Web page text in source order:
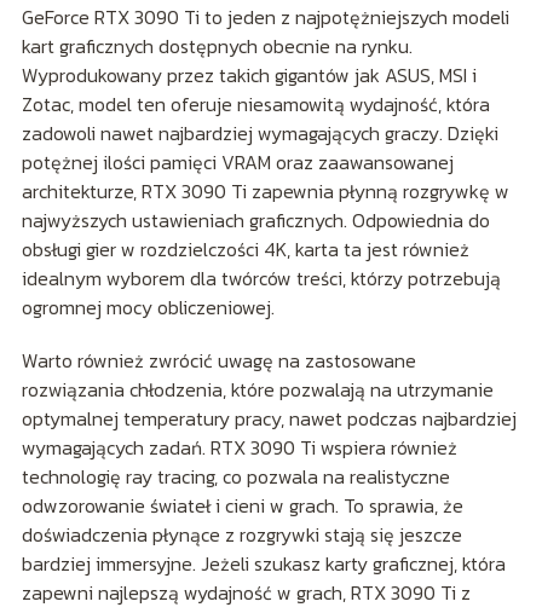
GeForce RTX 3090 Ti to jeden z najpotężniejszych modeli
kart graficznych dostępnych obecnie na rynku.
Wyprodukowany przez takich gigantów jak ASUS, MSI i
Zotac, model ten oferuje niesamowitą wydajność, która
zadowoli nawet najbardziej wymagających graczy. Dzięki
potężnej ilości pamięci VRAM oraz zaawansowanej
architekturze, RTX 3090 Ti zapewnia płynną rozgrywkę w
najwyższych ustawieniach graficznych. Odpowiednia do
obsługi gier w rozdzielczości 4K, karta ta jest również
idealnym wyborem dla twórców treści, którzy potrzebują
ogromnej mocy obliczeniowej.
Warto również zwrócić uwagę na zastosowane
rozwiązania chłodzenia, które pozwalają na utrzymanie
optymalnej temperatury pracy, nawet podczas najbardziej
wymagających zadań. RTX 3090 Ti wspiera również
technologię ray tracing, co pozwala na realistyczne
odwzorowanie świateł i cieni w grach. To sprawia, że
doświadczenia płynące z rozgrywki stają się jeszcze
bardziej immersyjne. Jeżeli szukasz karty graficznej, która
zapewni najlepszą wydajność w grach, RTX 3090 Ti z